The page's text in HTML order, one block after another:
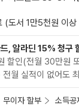
(도서 1만5천원 이상
, 알라딘 15% 청구
할인(전월 30만원
월 실적이 없어도
무이자 할부 소득